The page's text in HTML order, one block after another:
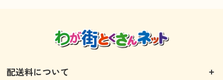
配送料について